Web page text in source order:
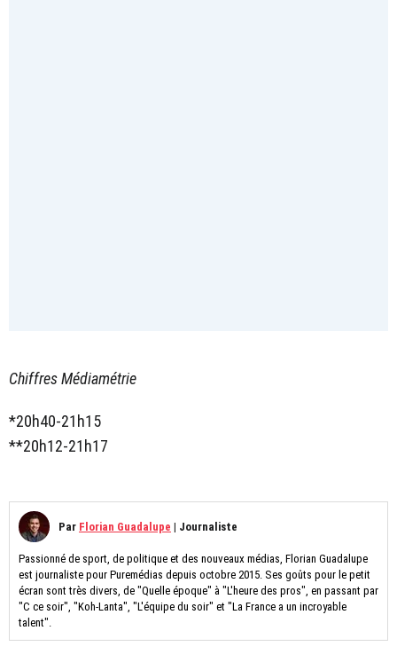
Chiffres Médiamétrie
*20h40-21h15
**20h12-21h17
Par Florian Guadalupe | Journaliste
Passionné de sport, de politique et des nouveaux médias, Florian Guadalupe
est journaliste pour Puremédias depuis octobre 2015. Ses goûts pour le petit
écran sont très divers, de "Quelle époque" à "L'heure des pros", en passant par
"C ce soir", "Koh-Lanta", "L'équipe du soir" et "La France a un incroyable
talent".